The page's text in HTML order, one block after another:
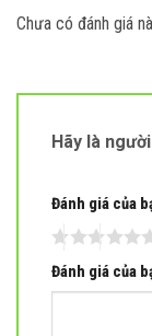
Chưa có đánh giá
Hãy là
Đánh giá của
Đánh giá của